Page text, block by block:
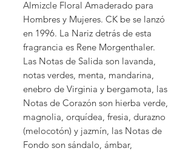
Almizcle Floral Amaderado para
Hombres y Mujeres. CK be se lanzó
en 1996. La Nariz detrás de esta
fragrancia es Rene Morgenthaler.
Las Notas de Salida son lavanda,
notas verdes, menta, mandarina,
enebro de Virginia y bergamota, las
Notas de Corazón son hierba verde,
magnolia, orquídea, fresia, durazno
(melocotón) y jazmín, las Notas de
Fondo son sándalo, ámbar,